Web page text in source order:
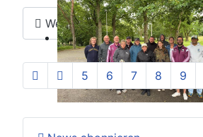
Weiterlesen: 02./03.09.2023
5 6 7 8 9